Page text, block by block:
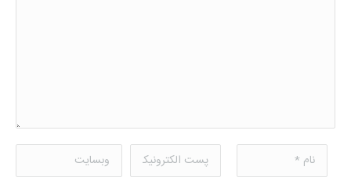
نام * پست الکترونیکی * وبسایت